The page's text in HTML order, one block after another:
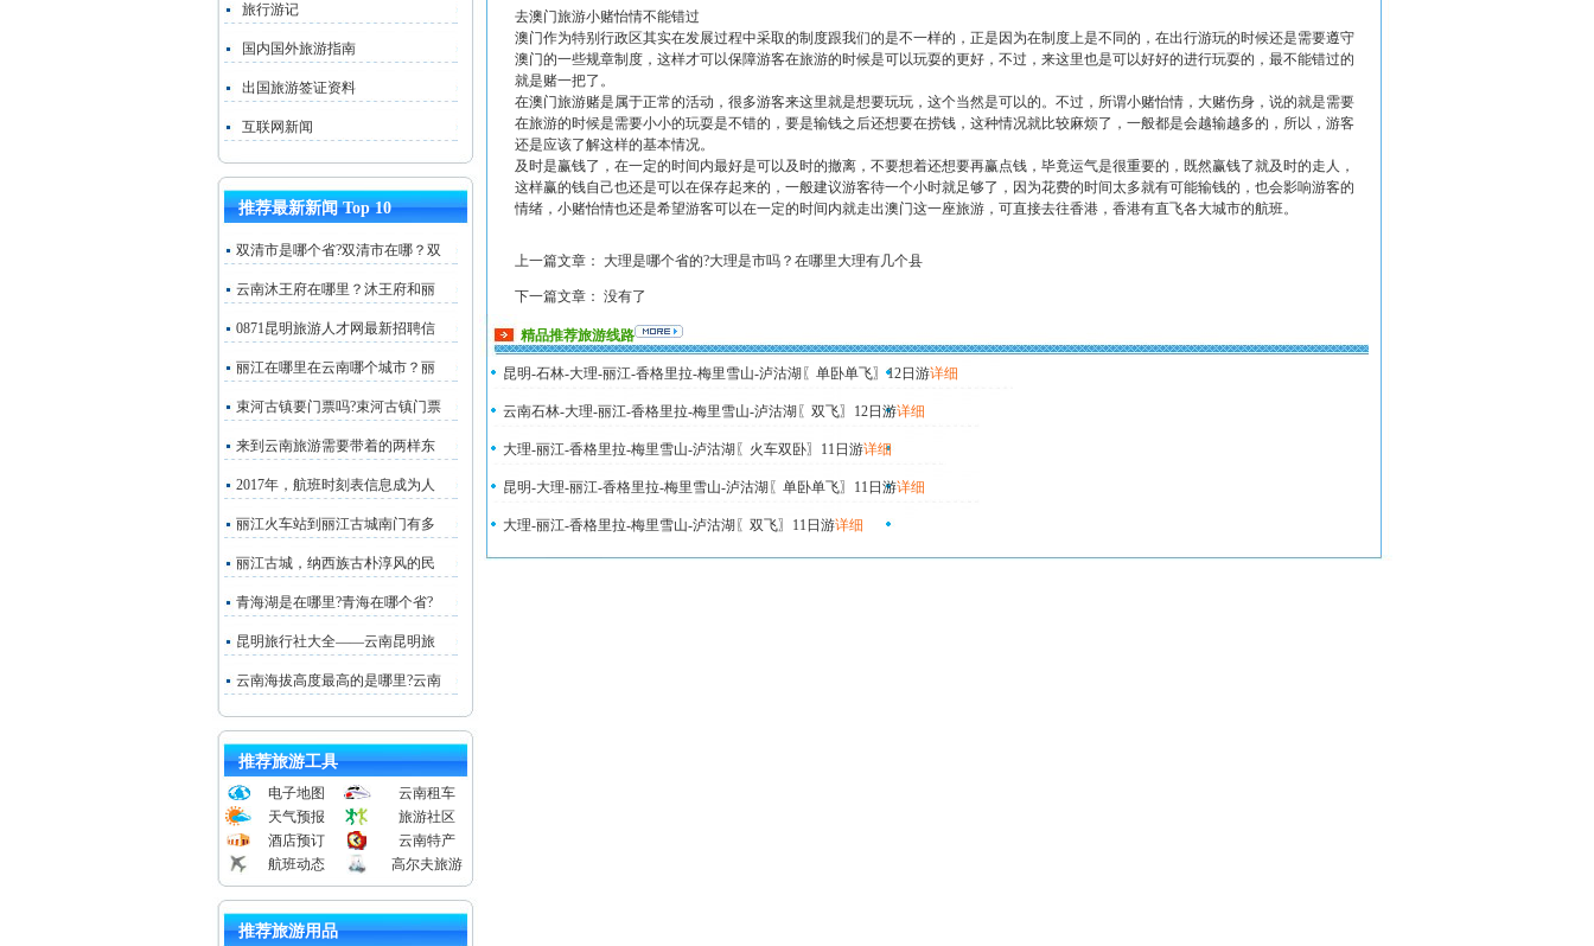
旅行游记
国内国外旅游指南
出国旅游签证资料
互联网新闻
推荐最新新闻 Top 10
双清市是哪个省?双清市在哪？双
云南沐王府在哪里？沐王府和丽
0871昆明旅游人才网最新招聘信
丽江在哪里在云南哪个城市？丽
束河古镇要门票吗?束河古镇门票
来到云南旅游需要带着的两样东
2017年，航班时刻表信息成为人
丽江火车站到丽江古城南门有多
丽江古城，纳西族古朴淳风的民
青海湖是在哪里?青海在哪个省?
昆明旅行社大全——云南昆明旅
云南海拔高度最高的是哪里?云南
推荐旅游工具
电子地图
云南租车
天气预报
旅游社区
酒店预订
云南特产
航班动态
高尔夫旅游
推荐旅游用品
去澳门旅游小赌怡情不能错过
澳门作为特别行政区其实在发展过程中采取的制度跟我们的是不一样的，正是因为在制度上是不同的，在出行游玩的时候还是需要遵守
澳门的一些规章制度，这样才可以保障游客在旅游的时候是可以玩耍的更好，不过，来这里也是可以好好的进行玩耍的，最不能错过的
就是赌一把了。
在澳门旅游赌是属于正常的活动，很多游客来这里就是想要玩玩，这个当然是可以的。不过，所谓小赌怡情，大赌伤身，说的就是需要
在旅游的时候是需要小小的玩耍是不错的，要是输钱之后还想要在捞钱，这种情况就比较麻烦了，一般都是会越输越多的，所以，游客
还是应该了解这样的基本情况。
及时是赢钱了，在一定的时间内最好是可以及时的撤离，不要想着还想要再赢点钱，毕竟运气是很重要的，既然赢钱了就及时的走人，
这样赢的钱自己也还是可以在保存起来的，一般建议游客待一个小时就足够了，因为花费的时间太多就有可能输钱的，也会影响游客的
情绪，小赌怡情也还是希望游客可以在一定的时间内就走出澳门这一座旅游，可直接去往香港，香港有直飞各大城市的航班。
上一篇文章： 大理是哪个省的?大理是市吗？在哪里大理有几个县
下一篇文章： 没有了
精品推荐旅游线路
详细
昆明-石林-大理-丽江-香格里拉-梅里雪山-泸沽湖〖单卧单飞〗12日游
详细
云南石林-大理-丽江-香格里拉-梅里雪山-泸沽湖〖双飞〗12日游
详细
大理-丽江-香格里拉-梅里雪山-泸沽湖〖火车双卧〗11日游
详细
昆明-大理-丽江-香格里拉-梅里雪山-泸沽湖〖单卧单飞〗11日游
详细
大理-丽江-香格里拉-梅里雪山-泸沽湖〖双飞〗11日游